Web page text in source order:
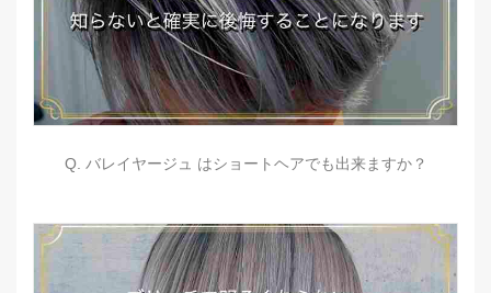
Q. バレイヤージュ はショートヘアでも出来ますか？